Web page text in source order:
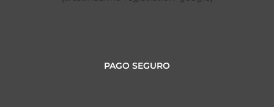
PAGO SEGURO